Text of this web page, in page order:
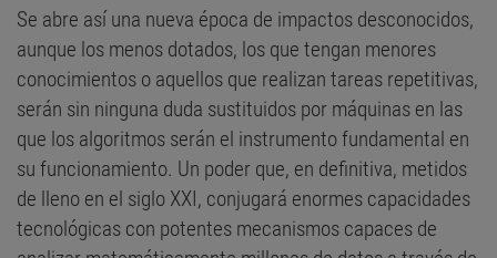
Se abre así una nueva época de impactos desconocidos,
aunque los menos dotados, los que tengan menores
conocimientos o aquellos que realizan tareas repetitivas,
serán sin ninguna duda sustituidos por máquinas en las
que los algoritmos serán el instrumento fundamental en
su funcionamiento. Un poder que, en definitiva, metidos
de lleno en el siglo XXI, conjugará enormes capacidades
tecnológicas con potentes mecanismos capaces de